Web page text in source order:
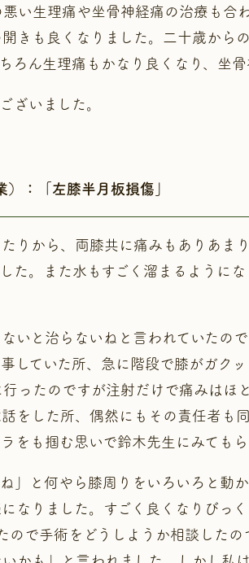
い生理痛や坐骨神経痛の治療も合
きも良くなりました。二十歳から
ろん生理痛もかなり良くなり、坐
ざいました。
：「左膝半月板損傷」
りから、両膝共に痛みもありあま
た。また水もすごく溜まるように
いと治らないねと言われていたの
していた所、急に階段で膝がガク
ったのですが注射だけで痛みはほ
をした所、偶然にもその責任者も
をも掴む思いで鈴木先生にみてもら
」と何やら膝周りをいろいろと動
なりました。すごく良くなりびっ
で手術をどうしようか相談した